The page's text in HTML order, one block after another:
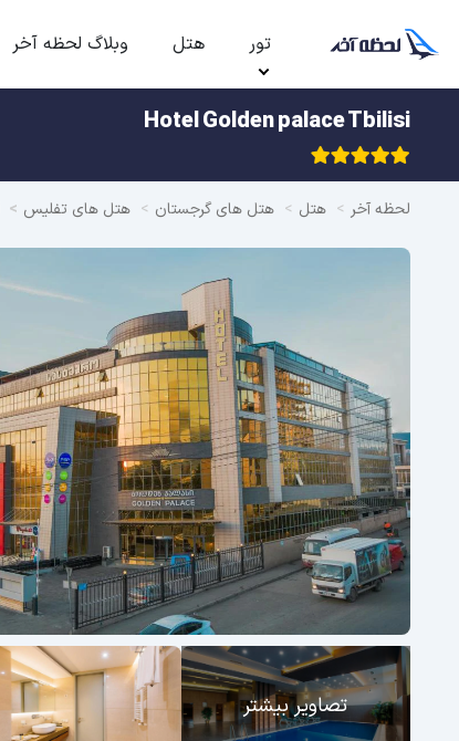
تور هتل وبلاگ لحظه آخر
Hotel Golden palace Tbilisi
لحظه آخر هتل هتل های گرجستان هتل های تفلیس
تصاویر بیشتر